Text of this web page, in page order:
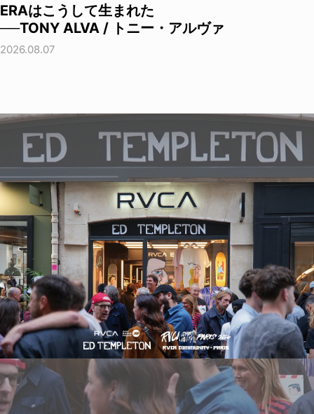
ERAはこうして生まれた
──TONY ALVA / トニー・アルヴァ
2026.08.07